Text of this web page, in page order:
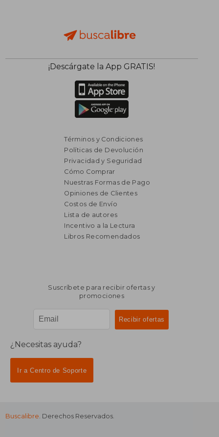
$ 2.067
$ 1.034
¡Descárgate la App GRATIS!
Términos y Condiciones
Políticas de Devolución
Privacidad y Seguridad
Cómo Comprar
Nuestras Formas de Pago
Opiniones de Clientes
Costos de Envío
Lista de autores
Incentivo a la Lectura
Libros Recomendados
Suscríbete para recibir ofertas y
promociones
¿Necesitas ayuda?
Ir a Centro de Soporte
Buscalibre. Derechos Reservados.